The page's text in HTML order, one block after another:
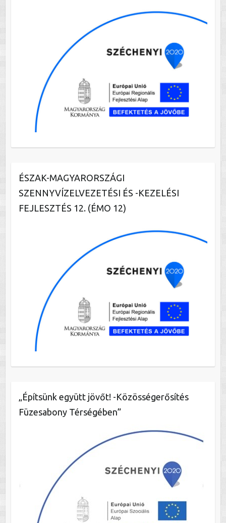
ÉSZAK-MAGYARORSZÁGI
SZENNYVÍZELVEZETÉSI ÉS -KEZELÉSI
FEJLESZTÉS 12. (ÉMO 12)
„Építsünk együtt jövőt! -Közösségerősítés
Füzesabony Térségében”